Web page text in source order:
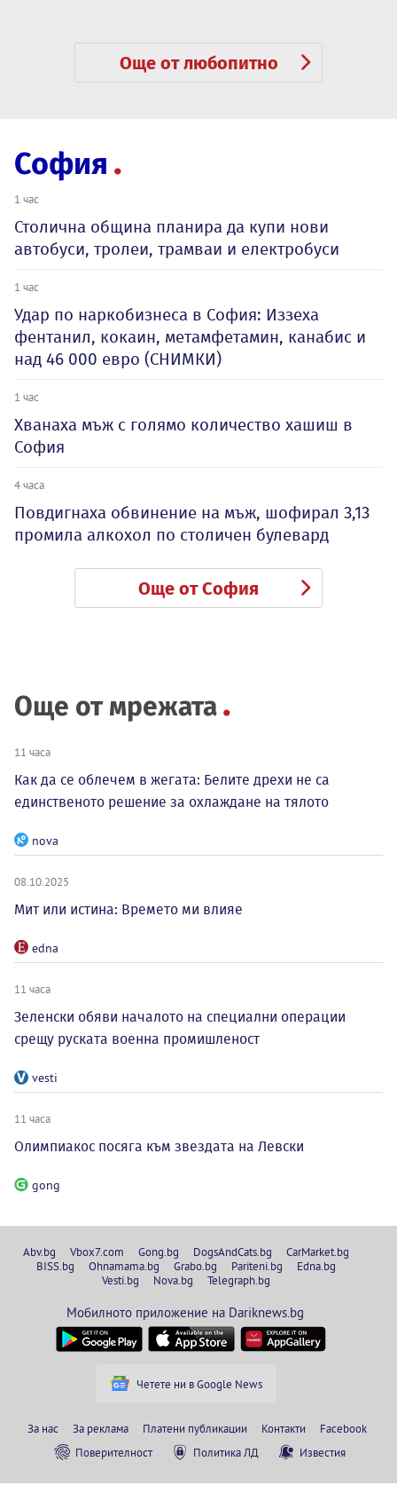
Още от любопитно
София
1 час
Столична община планира да купи нови
автобуси, тролеи, трамваи и електробуси
1 час
Удар по наркобизнеса в София: Иззеха
фентанил, кокаин, метамфетамин, канабис и
над 46 000 евро (СНИМКИ)
1 час
Хванаха мъж с голямо количество хашиш в
София
4 часа
Повдигнаха обвинение на мъж, шофирал 3,13
промила алкохол по столичен булевард
Още от София
Още от мрежата
11 часа
Как да се облечем в жегата: Белите дрехи не са
единственото решение за охлаждане на тялото
nova
08.10.2025
Мит или истина: Времето ми влияе
edna
11 часа
Зеленски обяви началото на специални операции
срещу руската военна промишленост
vesti
11 часа
Олимпиакос посяга към звездата на Левски
gong
Abv.bg Vbox7.com Gong.bg DogsAndCats.bg
CarMarket.bg
BISS.bg
Ohnamama.bg Grabo.bg Pariteni.bg
Edna.bg
Vesti.bg
Nova.bg Telegraph.bg
Мобилното приложение на Dariknews.bg
Четете ни в Google News
За нас За реклама Платени публикации Контакти
Facebook
Поверителност
Политика ЛД Известия